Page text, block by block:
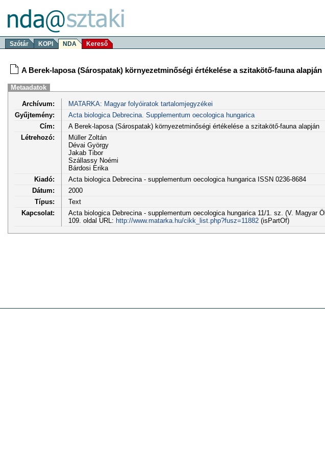
Szótár KOPI NDA Kereső
A Berek-laposa (Sárospatak) környezetminőségi értékelése a szitakötő-fauna alapján
Metaadatok
Archívum:
MATARKA: Magyar folyóiratok tartalomjegyzékei
Gyűjtemény:
Acta biologica Debrecina. Supplementum oecologica hungarica
Cím:
A Berek-laposa (Sárospatak) környezetminőségi értékelése a szitakötő-fauna alapján
Létrehozó:
Müller Zoltán
Dévai György
Jakab Tibor
Szállassy Noémi
Bárdosi Erika
Kiadó:
Acta biologica Debrecina - supplementum oecologica hungarica ISSN 0236-8684
Dátum:
2000
Típus:
Text
Kapcsolat:
Acta biologica Debrecina - supplementum oecologica hungarica 11/1. sz. (V.
109. oldal URL: http://www.matarka.hu/cikk_list.php?fusz=11882(isPartOf)